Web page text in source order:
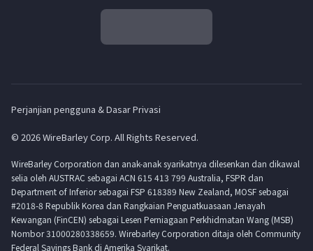
Perjanjian pengguna & Dasar Privasi
© 2026 WireBarley Corp. All Rights Reserved.
WireBarley Corporation dan anak-anak syarikatnya dilesenkan dan dikawal
selia oleh AUSTRAC sebagai ACN 615 413 799 Australia, FSPR dan
Department of Inferior sebagai FSP 618389 New Zealand, MOSF sebagai
#2018-8 Republik Korea dan Rangkaian Penguatkuasaan Jenayah
Kewangan (FinCEN) sebagai Lesen Perniagaan Perkhidmatan Wang (MSB)
Nombor 31000280338659. Wirebarley Corporation ditaja oleh Community
Federal Savings Bank di Amerika Syarikat.